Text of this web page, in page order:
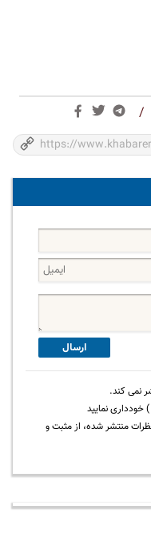
/
ارسال
نمی کند.
خودداری نمایید
منتشر شده، از مثبت و